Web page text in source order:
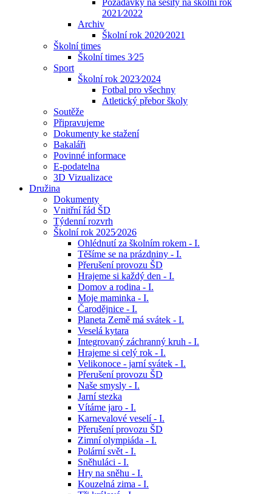
Požadavky na sešity na školní rok
2021⁄2022
Archiv
Školní rok 2020⁄2021
Školní times
Školní times 3⁄25
Sport
Školní rok 2023⁄2024
Fotbal pro všechny
Atletický přebor školy
Soutěže
Připravujeme
Dokumenty ke stažení
Bakaláři
Povinné informace
E-podatelna
3D Vizualizace
Družina
Dokumenty
Vnitřní řád ŠD
Týdenní rozvrh
Školní rok 2025⁄2026
Ohlédnutí za školním rokem - I.
Těšíme se na prázdniny - I.
Přerušení provozu ŠD
Hrajeme si každý den - I.
Domov a rodina - I.
Moje maminka - I.
Čarodějnice - I.
Planeta Země má svátek - I.
Veselá kytara
Integrovaný záchranný kruh - I.
Hrajeme si celý rok - I.
Velikonoce - jarní svátek - I.
Přerušení provozu ŠD
Naše smysly - I.
Jarní stezka
Vítáme jaro - I.
Karnevalové veselí - I.
Přerušení provozu ŠD
Zimní olympiáda - I.
Polární svět - I.
Sněhuláci - I.
Hry na sněhu - I.
Kouzelná zima - I.